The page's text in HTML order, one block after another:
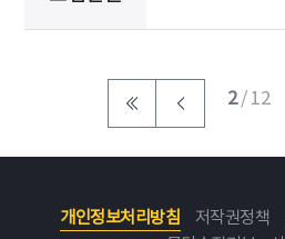
2/ 12
개인정보처리방침 저작권정책